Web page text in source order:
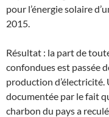
pour l’énergie solaire
2015.
Résultat : la part de
confondues est passée
production
documentée par le fait
charbon du pays a